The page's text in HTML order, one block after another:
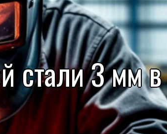
стали 3 мм в